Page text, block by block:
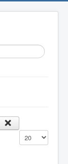
Affichage #